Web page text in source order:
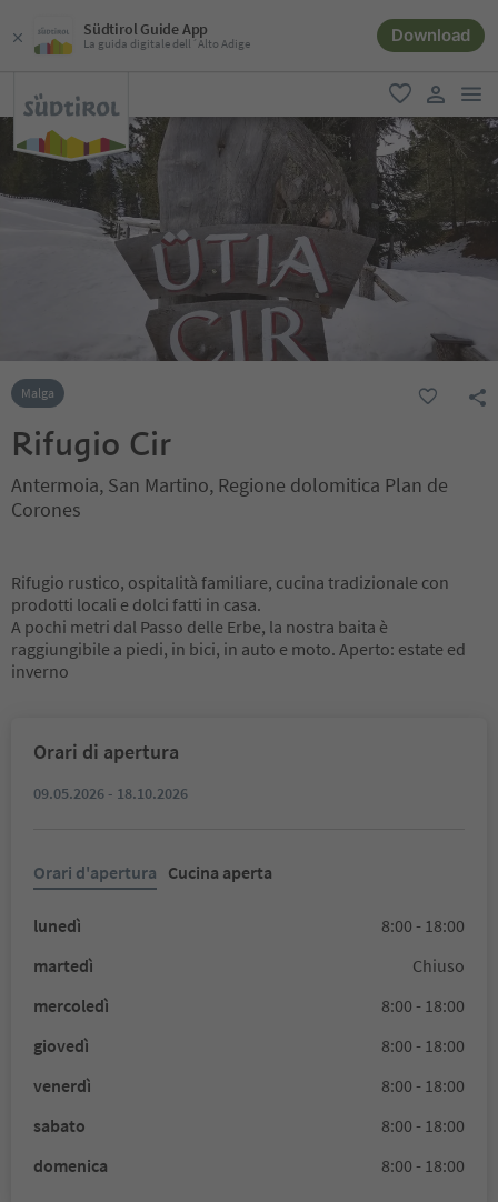
Südtirol Guide App
La guida digitale dell´Alto Adige Download
favoriti
user link
Malga
Rifugio Cir
Antermoia, San Martino, Regione dolomitica Plan de
Corones
Rifugio rustico, ospitalità familiare, cucina tradizionale con
prodotti locali e dolci fatti in casa.
A pochi metri dal Passo delle Erbe, la nostra baita è
raggiungibile a piedi, in bici, in auto e moto. Aperto: estate ed
inverno
Orari di apertura
09.05.2026 - 18.10.2026
Orari d'apertura Cucina aperta
lunedì
8:00 - 18:00
martedì
Chiuso
mercoledì
8:00 - 18:00
giovedì
8:00 - 18:00
venerdì
8:00 - 18:00
sabato
8:00 - 18:00
domenica
8:00 - 18:00